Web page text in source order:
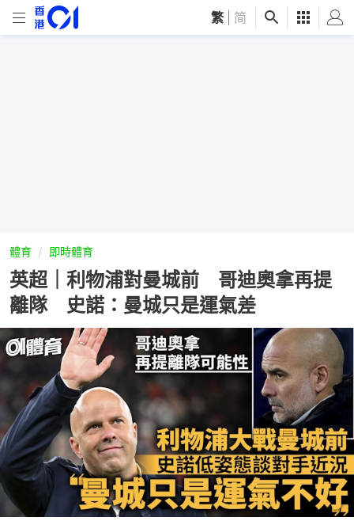
繁 简
體育 即時體育
英超｜利物浦對曼城前 哥迪奧拿再提
離隊 史諾：曼城只是運氣差